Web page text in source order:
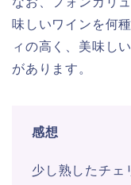
味しいワインを何
ィの高く、美味し
があります。
感想
少し熟したチェ